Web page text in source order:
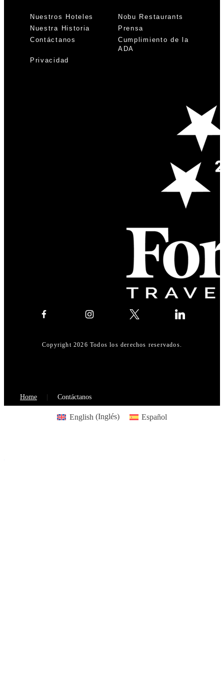
Nuestros Hoteles
Nobu Restaurants
Nuestra Historia
Prensa
Contáctanos
Cumplimiento de la
ADA
Privacidad
Copyright 2026 Todos los derechos reservados.
Home Contáctanos
English (Inglés) Español